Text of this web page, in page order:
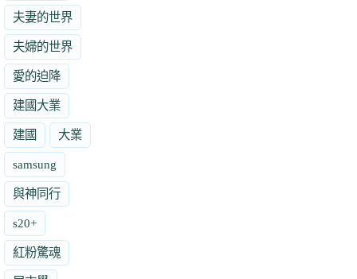
夫妻的世界
夫婦的世界
愛的迫降
建國大業
建國 大業
samsung
與神同行
s20+
紅粉驚魂